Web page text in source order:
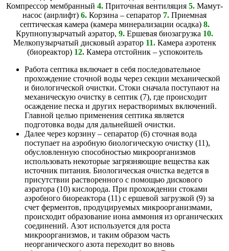
Компрессор мембранный 4. Приточная вентиляция 5. Мамут-
насос (аирлифт) 6. Корзина – сепаратор 7. Приемная
септическая камера (камера минерализации осадка) 8.
Крупнопузырчатый аэратор, 9. Ершевая биозагрузка 10.
Мелкопузырчатый дисковый аэратор 11.Камера аэротенк
(биореактор) 12.Камера отстойник – успокоитель
Работа септика включает в себя последовательное
прохождение сточной воды через секции механической
и биологической очистки. Стоки сначала поступают на
механическую очистку в септик (7), где происходит
осаждение песка и других нерастворимых включений.
Главной целью применения септика является
подготовка воды для дальнейшей очистки.
Далее через корзину – сепаратор (6) сточная вода
поступает на аэробную биологическую очистку (11),
обусловленную способностью микроорганизмов
использовать некоторые загрязняющие вещества как
источник питания. Биологическая очистка ведется в
присутствии растворенного с помощью дискового
аэратора (10) кислорода. При прохождении стоками
аэробного биореактора (11) с ершевой загрузкой (9) за
счет ферментов, продуцируемых микроорганизмами,
происходит образование иона аммония из органических
соединений. Азот используется для роста
микроорганизмов, и таким образом часть
неорганического азота переходит во вновь